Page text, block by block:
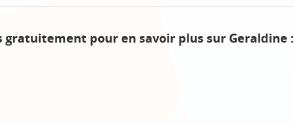
gratuitement pour en savoir plus sur Geraldine :